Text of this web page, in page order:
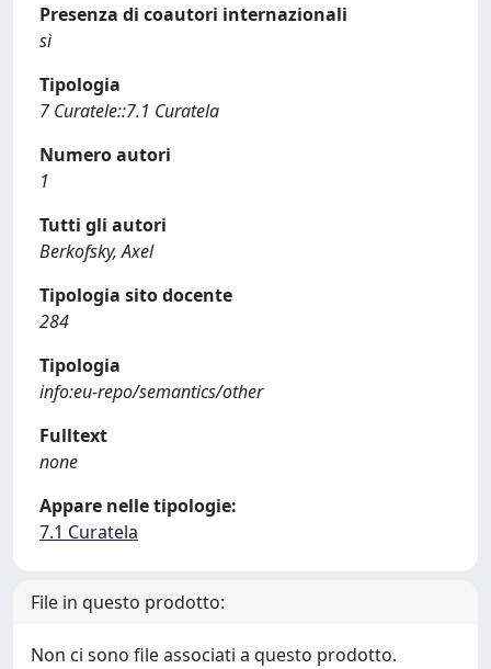
Presenza di coautori internazionali
sì
Tipologia
7 Curatele::7.1 Curatela
Numero autori
1
Tutti gli autori
Berkofsky, Axel
Tipologia sito docente
284
Tipologia
info:eu-repo/semantics/other
Fulltext
none
Appare nelle tipologie:
7.1 Curatela
File in questo prodotto:
Non ci sono file associati a questo prodotto.